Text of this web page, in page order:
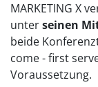
MARKETING X
unterseinen
beide
come - first
Voraussetzung.